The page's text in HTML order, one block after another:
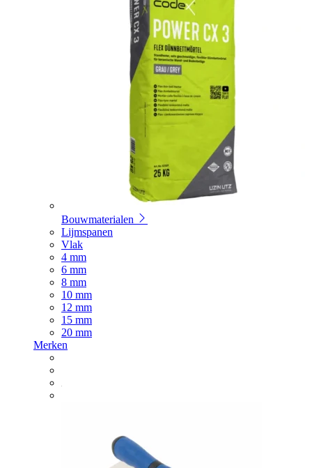
Bouwmaterialen
Lijmspanen
Vlak
4 mm
6 mm
8 mm
10 mm
12 mm
15 mm
20 mm
Merken